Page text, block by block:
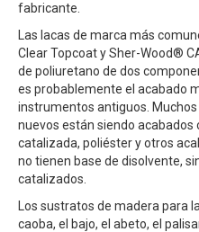
fabricante.
Las lacas de marca más
Clear Topcoat y Sher-Wood®
de poliuretano de dos
es probablemente el acabado
instrumentos antiguos.
nuevos están siendo acabados
catalizada, poliéster y otros
no tienen base de disolvente,
catalizados.
Los sustratos de madera para
caoba, el bajo, el abeto, el